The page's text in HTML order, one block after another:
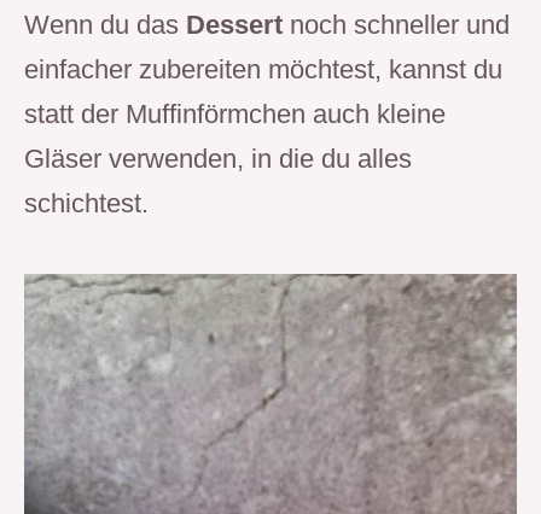
Wenn du das Dessert noch schneller und
einfacher zubereiten möchtest, kannst du
statt der Muffinförmchen auch kleine
Gläser verwenden, in die du alles
schichtest.